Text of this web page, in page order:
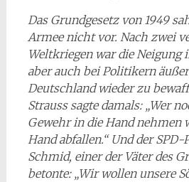
Das Grundgesetz von 1949
Armee nicht vor. Nach zwei
Weltkriegen war die Neigung
aber auch bei Politikern
Deutschland wieder zu
Strauss sagte damals: „Wer
Gewehr in die Hand nehmen
Hand abfallen.“ Und der
Schmid, einer der Väter des
betonte: „Wir wollen unsere